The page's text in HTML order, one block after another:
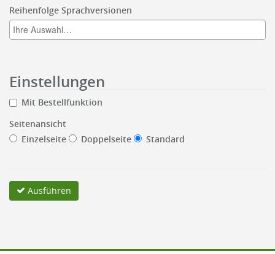
Reihenfolge Sprachversionen
Einstellungen
Mit Bestellfunktion
Seitenansicht
Einzelseite
Doppelseite Standard
Ausführen